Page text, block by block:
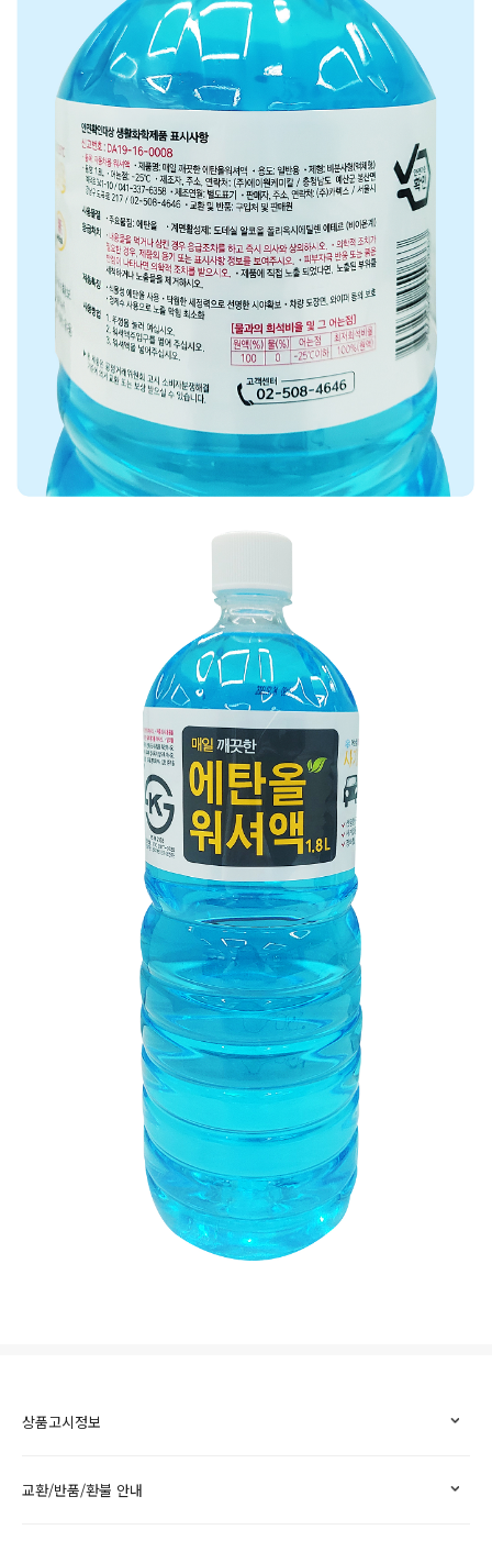
상품고시정보
교환/반품/환불 안내